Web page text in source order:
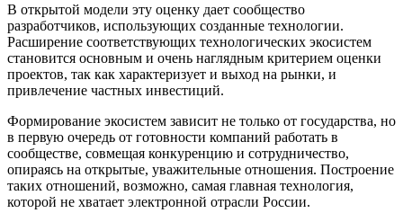
В открытой модели эту оценку дает сообщество
разработчиков, использующих созданные технологии.
Расширение соответствующих технологических экосистем
становится основным и очень наглядным критерием оценки
проектов, так как характеризует и выход на рынки, и
привлечение частных инвестиций.
Формирование экосистем зависит не только от государства, но
в первую очередь от готовности компаний работать в
сообществе, совмещая конкуренцию и сотрудничество,
опираясь на открытые, уважительные отношения. Построение
таких отношений, возможно, самая главная технология,
которой не хватает электронной отрасли России.